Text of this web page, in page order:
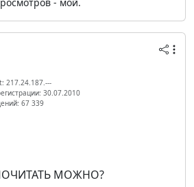
217.24.187.---
30.07.2010
67 339
МОЖНО?